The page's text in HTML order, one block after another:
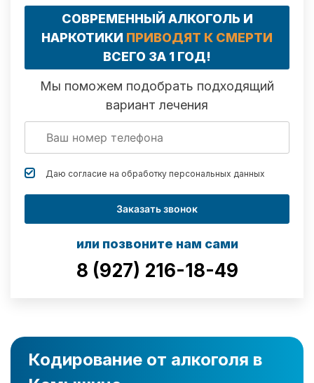
СОВРЕМЕННЫЙ АЛКОГОЛЬ И
НАРКОТИКИ ПРИВОДЯТ К СМЕРТИ
ВСЕГО ЗА 1 ГОД!
Мы поможем подобрать подходящий
вариант лечения
Даю согласие на обработку персональных данных
Заказать звонок
или позвоните нам сами
8 (927) 216-18-49
Кодирование от алкоголя в